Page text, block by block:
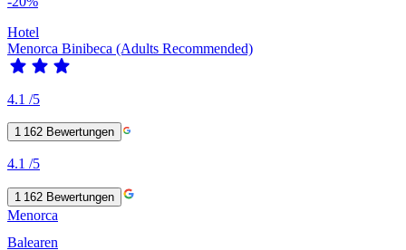
Hotel
Menorca Binibeca (Adults Recommended)
4.1 /5
1 162 Bewertungen
4.1 /5
1 162 Bewertungen
Menorca
Balearen